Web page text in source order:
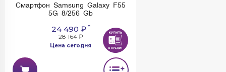
Смартфон Samsung Galaxy F55
5G 8/256 Gb
24 490 ₽*
28 164 ₽
Цена сегодня